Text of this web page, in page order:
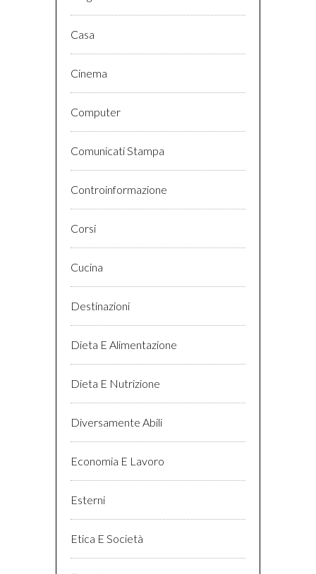
Casa
Cinema
Computer
Comunicati Stampa
Controinformazione
Corsi
Cucina
Destinazioni
Dieta E Alimentazione
Dieta E Nutrizione
Diversamente Abili
Economia E Lavoro
Esterni
Etica E Società